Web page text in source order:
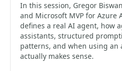
In this session, Gregor
and Microsoft MVP for Azure
defines a real AI agent, how
assistants, structured
patterns, and when using an
actually makes sense.